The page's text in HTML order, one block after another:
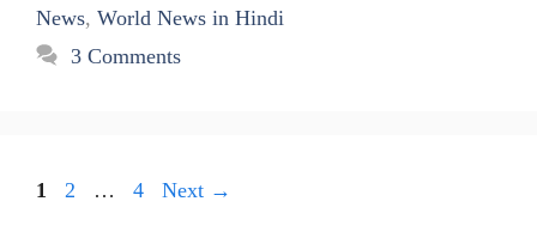
News, World News in Hindi
3 Comments
Page
1 Page
2 … Page
4 Next →